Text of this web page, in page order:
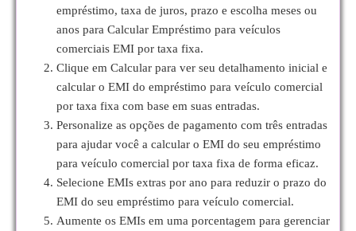
empréstimo, taxa de juros, prazo e escolha meses ou
anos para Calcular Empréstimo para veículos
comerciais EMI por taxa fixa.
Clique em Calcular para ver seu detalhamento inicial e
calcular o EMI do empréstimo para veículo comercial
por taxa fixa com base em suas entradas.
Personalize as opções de pagamento com três entradas
para ajudar você a calcular o EMI do seu empréstimo
para veículo comercial por taxa fixa de forma eficaz.
Selecione EMIs extras por ano para reduzir o prazo do
EMI do seu empréstimo para veículo comercial.
Aumente os EMIs em uma porcentagem para gerenciar